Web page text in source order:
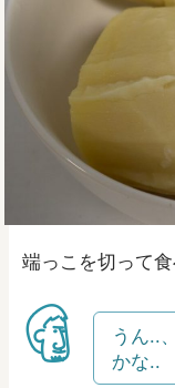
端っこを切って食
うん..
かな..